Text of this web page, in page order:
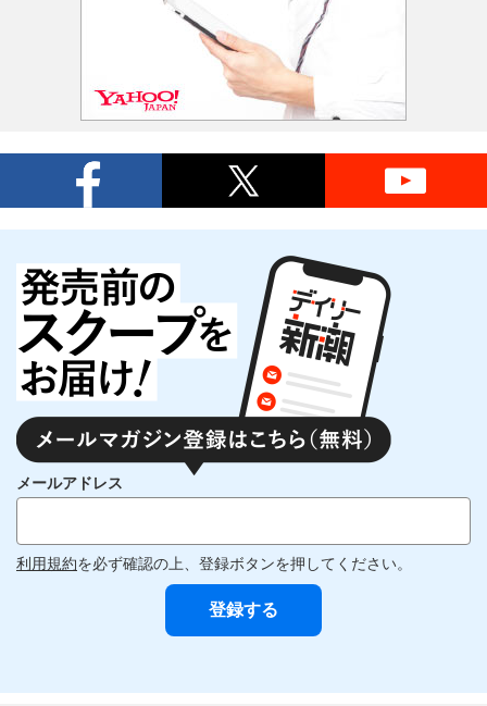
メールアドレス
利用規約を必ず確認の上、登録ボタンを押してください。